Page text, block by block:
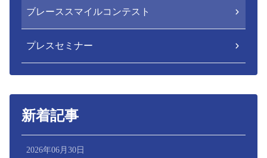
ブレーススマイルコンテスト
プレスセミナー
新着記事
2026年06月30日